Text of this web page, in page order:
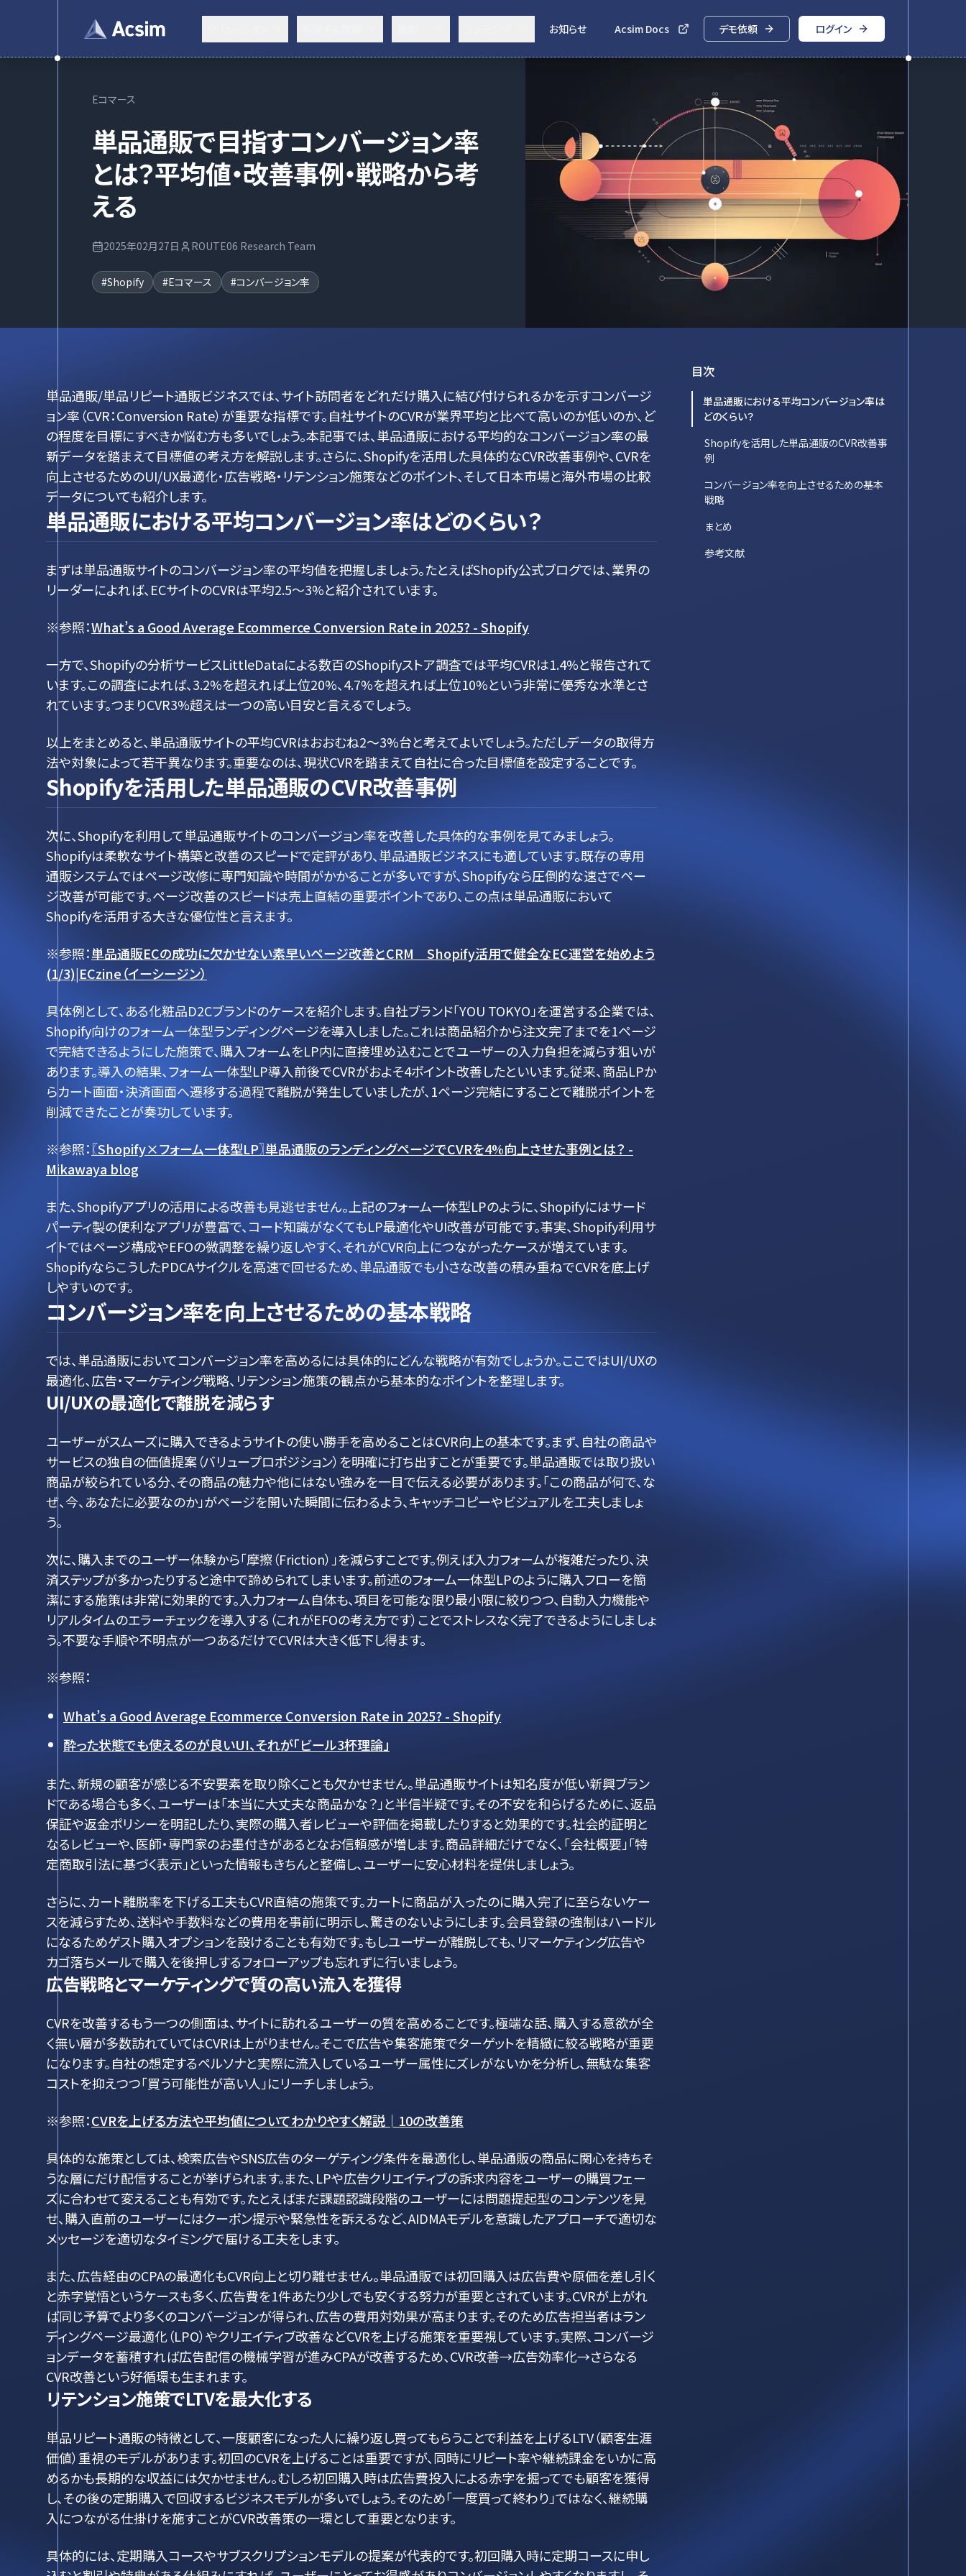
お知らせ Acsim Docs デモ依頼 ログイン
Eコマース
単品通販で目指すコンバージョン率
とは？平均値・改善事例・戦略から考
える
2025年02月27日 ROUTE06 Research Team
#Shopify #Eコマース #コンバージョン率
単品通販/単品リピート通販ビジネスでは、サイト訪問者をどれだけ購入に結び付けられるかを示すコンバージ
ョン率（CVR：Conversion Rate）が重要な指標です。自社サイトのCVRが業界平均と比べて高いのか低いのか、ど
の程度を目標にすべきか悩む方も多いでしょう。本記事では、単品通販における平均的なコンバージョン率の最
新データを踏まえて目標値の考え方を解説します。さらに、Shopifyを活用した具体的なCVR改善事例や、CVRを
向上させるためのUI/UX最適化・広告戦略・リテンション施策などのポイント、そして日本市場と海外市場の比較
データについても紹介します。
単品通販における平均コンバージョン率はどのくらい？
まずは単品通販サイトのコンバージョン率の平均値を把握しましょう。たとえばShopify公式ブログでは、業界の
リーダーによれば、ECサイトのCVRは平均2.5～3%と紹介されています。
※参照：What’s a Good Average Ecommerce Conversion Rate in 2025? - Shopify
一方で、Shopifyの分析サービスLittleDataによる数百のShopifyストア調査では平均CVRは1.4%と報告されて
います。この調査によれば、3.2%を超えれば上位20%、4.7%を超えれば上位10%という非常に優秀な水準とさ
れています。つまりCVR3%超えは一つの高い目安と言えるでしょう。
以上をまとめると、単品通販サイトの平均CVRはおおむね2～3%台と考えてよいでしょう。ただしデータの取得方
法や対象によって若干異なります。重要なのは、現状CVRを踏まえて自社に合った目標値を設定することです。
Shopifyを活用した単品通販のCVR改善事例
次に、Shopifyを利用して単品通販サイトのコンバージョン率を改善した具体的な事例を見てみましょう。
Shopifyは柔軟なサイト構築と改善のスピードで定評があり、単品通販ビジネスにも適しています。既存の専用
通販システムではページ改修に専門知識や時間がかかることが多いですが、Shopifyなら圧倒的な速さでペー
ジ改善が可能です。ページ改善のスピードは売上直結の重要ポイントであり、この点は単品通販において
Shopifyを活用する大きな優位性と言えます。
※参照：単品通販ECの成功に欠かせない素早いページ改善とCRM Shopify活用で健全なEC運営を始めよう
(1/3)|ECzine（イーシージン）
具体例として、ある化粧品D2Cブランドのケースを紹介します。自社ブランド「YOU TOKYO」を運営する企業では、
Shopify向けのフォーム一体型ランディングページを導入しました。これは商品紹介から注文完了までを1ページ
で完結できるようにした施策で、購入フォームをLP内に直接埋め込むことでユーザーの入力負担を減らす狙いが
あります。導入の結果、フォーム一体型LP導入前後でCVRがおよそ4ポイント改善したといいます。従来、商品LPか
らカート画面・決済画面へ遷移する過程で離脱が発生していましたが、1ページ完結にすることで離脱ポイントを
削減できたことが奏功しています。
※参照：〖Shopify×フォーム一体型LP〗単品通販のランディングページでCVRを4%向上させた事例とは？ -
Mikawaya blog
また、Shopifyアプリの活用による改善も見逃せません。上記のフォーム一体型LPのように、Shopifyにはサード
パーティ製の便利なアプリが豊富で、コード知識がなくてもLP最適化やUI改善が可能です。事実、Shopify利用サ
イトではページ構成やEFOの微調整を繰り返しやすく、それがCVR向上につながったケースが増えています。
ShopifyならこうしたPDCAサイクルを高速で回せるため、単品通販でも小さな改善の積み重ねでCVRを底上げ
しやすいのです。
コンバージョン率を向上させるための基本戦略
では、単品通販においてコンバージョン率を高めるには具体的にどんな戦略が有効でしょうか。ここではUI/UXの
最適化、広告・マーケティング戦略、リテンション施策の観点から基本的なポイントを整理します。
UI/UXの最適化で離脱を減らす
ユーザーがスムーズに購入できるようサイトの使い勝手を高めることはCVR向上の基本です。まず、自社の商品や
サービスの独自の価値提案（バリュープロポジション）を明確に打ち出すことが重要です。単品通販では取り扱い
商品が絞られている分、その商品の魅力や他にはない強みを一目で伝える必要があります。「この商品が何で、な
ぜ、今、あなたに必要なのか」がページを開いた瞬間に伝わるよう、キャッチコピーやビジュアルを工夫しましょ
う。
次に、購入までのユーザー体験から「摩擦（Friction）」を減らすことです。例えば入力フォームが複雑だったり、決
済ステップが多かったりすると途中で諦められてしまいます。前述のフォーム一体型LPのように購入フローを簡
潔にする施策は非常に効果的です。入力フォーム自体も、項目を可能な限り最小限に絞りつつ、自動入力機能や
リアルタイムのエラーチェックを導入する（これがEFOの考え方です）ことでストレスなく完了できるようにしましょ
う。不要な手順や不明点が一つあるだけでCVRは大きく低下し得ます。
※参照：
What’s a Good Average Ecommerce Conversion Rate in 2025? - Shopify
酔った状態でも使えるのが良いUI、それが「ビール3杯理論」
また、新規の顧客が感じる不安要素を取り除くことも欠かせません。単品通販サイトは知名度が低い新興ブラン
ドである場合も多く、ユーザーは「本当に大丈夫な商品かな？」と半信半疑です。その不安を和らげるために、返品
保証や返金ポリシーを明記したり、実際の購入者レビューや評価を掲載したりすると効果的です。社会的証明と
なるレビューや、医師・専門家のお墨付きがあるとなお信頼感が増します。商品詳細だけでなく、「会社概要」「特
定商取引法に基づく表示」といった情報もきちんと整備し、ユーザーに安心材料を提供しましょう。
さらに、カート離脱率を下げる工夫もCVR直結の施策です。カートに商品が入ったのに購入完了に至らないケー
スを減らすため、送料や手数料などの費用を事前に明示し、驚きのないようにします。会員登録の強制はハードル
になるためゲスト購入オプションを設けることも有効です。もしユーザーが離脱しても、リマーケティング広告や
カゴ落ちメールで購入を後押しするフォローアップも忘れずに行いましょう。
広告戦略とマーケティングで質の高い流入を獲得
CVRを改善するもう一つの側面は、サイトに訪れるユーザーの質を高めることです。極端な話、購入する意欲が全
く無い層が多数訪れていてはCVRは上がりません。そこで広告や集客施策でターゲットを精緻に絞る戦略が重要
になります。自社の想定するペルソナと実際に流入しているユーザー属性にズレがないかを分析し、無駄な集客
コストを抑えつつ「買う可能性が高い人」にリーチしましょう。
※参照：CVRを上げる方法や平均値についてわかりやすく解説│10の改善策
具体的な施策としては、検索広告やSNS広告のターゲティング条件を最適化し、単品通販の商品に関心を持ちそ
うな層にだけ配信することが挙げられます。また、LPや広告クリエイティブの訴求内容をユーザーの購買フェー
ズに合わせて変えることも有効です。たとえばまだ課題認識段階のユーザーには問題提起型のコンテンツを見
せ、購入直前のユーザーにはクーポン提示や緊急性を訴えるなど、AIDMAモデルを意識したアプローチで適切な
メッセージを適切なタイミングで届ける工夫をします。
また、広告経由のCPAの最適化もCVR向上と切り離せません。単品通販では初回購入は広告費や原価を差し引く
と赤字覚悟というケースも多く、広告費を1件あたり少しでも安くする努力が重要とされています。CVRが上がれ
ば同じ予算でより多くのコンバージョンが得られ、広告の費用対効果が高まります。そのため広告担当者はラン
ディングページ最適化（LPO）やクリエイティブ改善などCVRを上げる施策を重要視しています。実際、コンバージ
ョンデータを蓄積すれば広告配信の機械学習が進みCPAが改善するため、CVR改善→広告効率化→さらなる
CVR改善という好循環も生まれます。
リテンション施策でLTVを最大化する
単品リピート通販の特徴として、一度顧客になった人に繰り返し買ってもらうことで利益を上げるLTV（顧客生涯
価値）重視のモデルがあります。初回のCVRを上げることは重要ですが、同時にリピート率や継続課金をいかに高
めるかも長期的な収益には欠かせません。むしろ初回購入時は広告費投入による赤字を掘ってでも顧客を獲得
し、その後の定期購入で回収するビジネスモデルが多いでしょう。そのため「一度買って終わり」ではなく、継続購
入につながる仕掛けを施すことがCVR改善策の一環として重要となります。
具体的には、定期購入コースやサブスクリプションモデルの提案が代表的です。初回購入時に定期コースに申し
目次
単品通販における平均コンバージョン率は
どのくらい？
Shopifyを活用した単品通販のCVR改善事
例
コンバージョン率を向上させるための基本
戦略
まとめ
参考文献